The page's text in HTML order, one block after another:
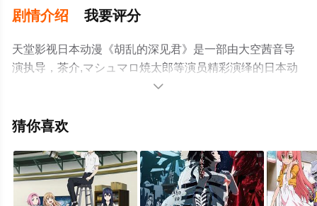
剧情介绍 我要评分
天堂影视日本动漫《胡乱的深见君》是一部由大空茜音导
演执导，茶介,マシュマロ焼太郎等演员精彩演绎的日本动
漫，手机免费观看高清无删减完整版动漫全集就上天堂电
等平台了解。

猜你喜欢